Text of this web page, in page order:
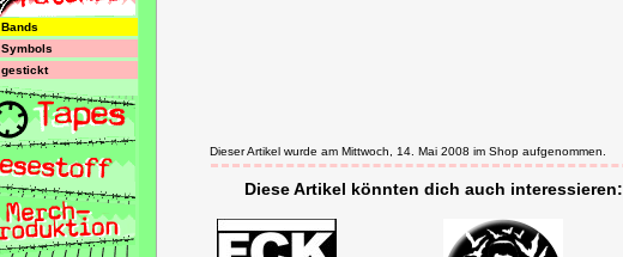
Bands
Symbols
gestickt
Dieser Artikel wurde am Mittwoch, 14. Mai 2008 im Shop aufgenommen.
Diese Artikel könnten dich auch interessieren: